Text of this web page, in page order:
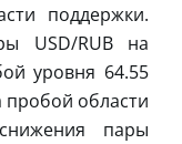
поддержки.
USD/RUB на
уровня 64.55
пробой области
пары